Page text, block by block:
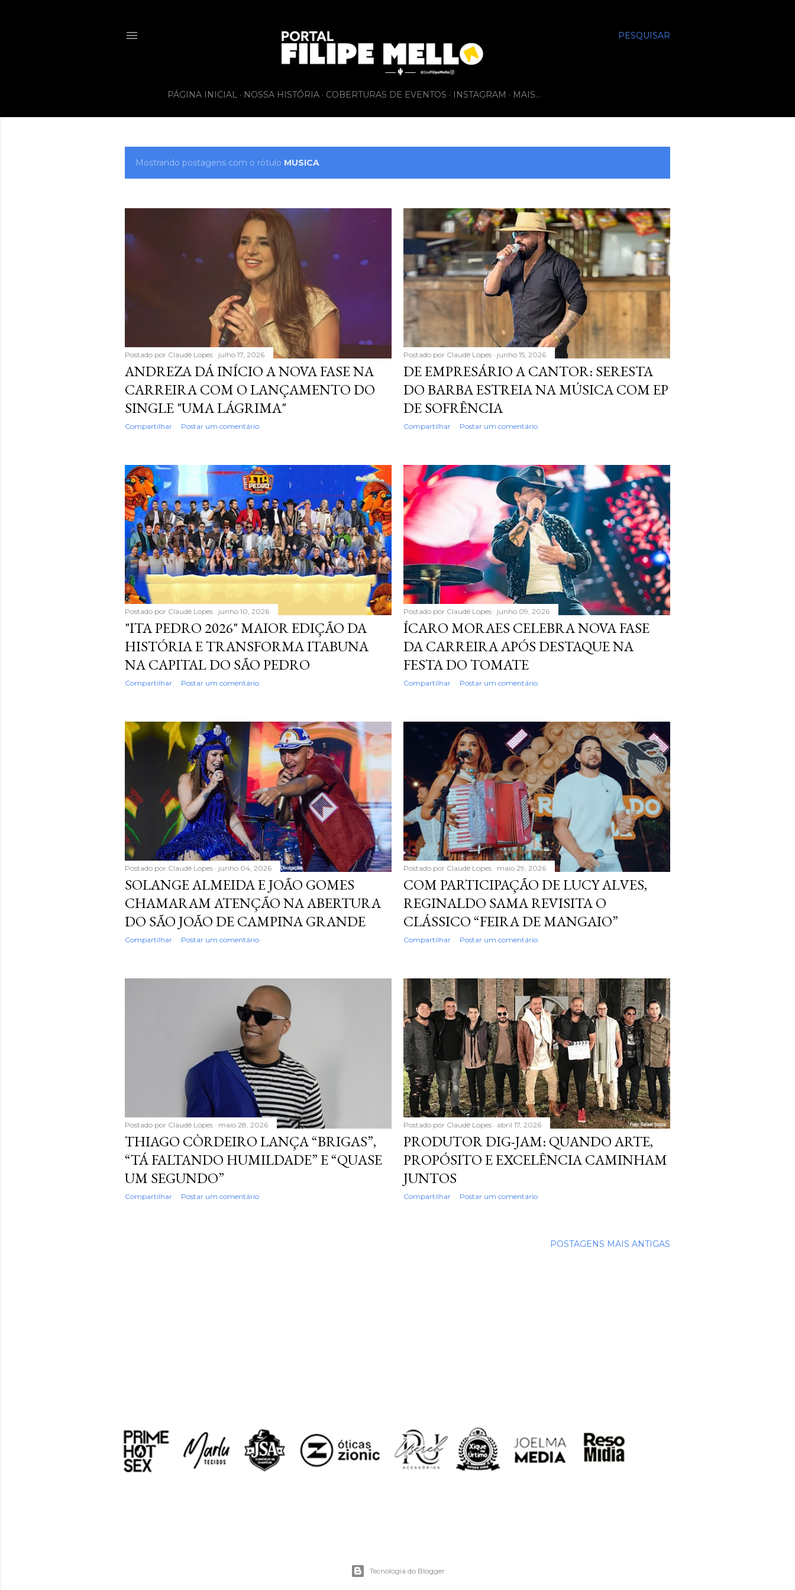
PESQUISAR
PÁGINA INICIAL NOSSA HISTÓRIA COBERTURAS DE EVENTOS INSTAGRAM MAIS…
P
t
e
s
Mostrando postagens com o rótulo MUSICA
Postado por Claudê Lopes julho 17, 2026
ANDREZA DÁ INÍCIO A NOVA FASE NA
CARREIRA COM O LANÇAMENTO DO
SINGLE "UMA LÁGRIMA"
Compartilhar Postar um comentário
Postado por Claudê Lopes junho 15, 2026
DE EMPRESÁRIO A CANTOR: SERESTA
DO BARBA ESTREIA NA MÚSICA COM EP
DE SOFRÊNCIA
Compartilhar Postar um comentário
Postado por Claudê Lopes junho 10, 2026
"ITA PEDRO 2026" MAIOR EDIÇÃO DA
HISTÓRIA E TRANSFORMA ITABUNA
NA CAPITAL DO SÃO PEDRO
Compartilhar Postar um comentário
Postado por Claudê Lopes junho 09, 2026
ÍCARO MORAES CELEBRA NOVA FASE
DA CARREIRA APÓS DESTAQUE NA
FESTA DO TOMATE
Compartilhar Postar um comentário
Postado por Claudê Lopes junho 04, 2026
SOLANGE ALMEIDA E JOÃO GOMES
CHAMARAM ATENÇÃO NA ABERTURA
DO SÃO JOÃO DE CAMPINA GRANDE
Compartilhar Postar um comentário
Postado por Claudê Lopes maio 29, 2026
COM PARTICIPAÇÃO DE LUCY ALVES,
REGINALDO SAMA REVISITA O
CLÁSSICO “FEIRA DE MANGAIO”
Compartilhar Postar um comentário
Postado por Claudê Lopes maio 28, 2026
THIAGO CÒRDEIRO LANÇA “BRIGAS”,
“TÁ FALTANDO HUMILDADE” E “QUASE
UM SEGUNDO”
Compartilhar Postar um comentário
Postado por Claudê Lopes abril 17, 2026
PRODUTOR DIG-JAM: QUANDO ARTE,
PROPÓSITO E EXCELÊNCIA CAMINHAM
JUNTOS
Compartilhar Postar um comentário
POSTAGENS MAIS ANTIGAS
Tecnologia do Blogger